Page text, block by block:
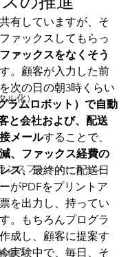
ル化）
ンスフォーメーション
集
有していますが、そ
ァックスしてもらっ
ファックスをなくそう
。顧客が入力した前
次の日の朝3時くらい
ラムロボット）で自動
と会社および、配送
メールすることで、
、ファックス経費の
ス、最終的に配送日
がPDFをプリントア
を出力し、持ってい
。もちろんプログラ
成し、顧客に提案す
実験中で、毎日、そ